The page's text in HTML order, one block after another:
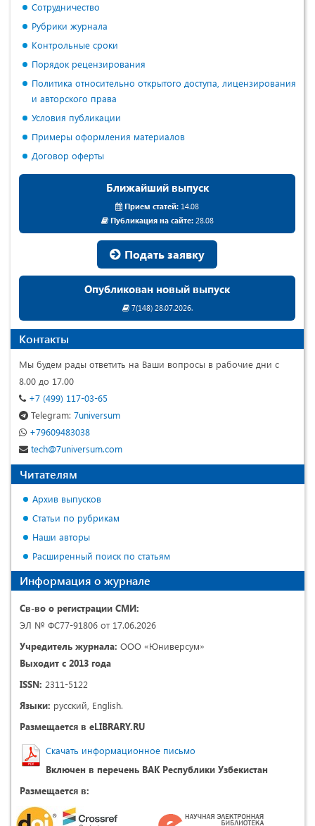
Сотрудничество
Рубрики журнала
Контрольные сроки
Порядок рецензирования
Политика относительно открытого доступа, лицензирования
и авторского права
Условия публикации
Примеры оформления материалов
Договор оферты
Ближайший выпуск
Прием статей: 14.08
Публикация на сайте:28.08
Подать заявку
Опубликован новый выпуск
7(148) 28.07.2026.
Контакты
Мы будем рады ответить на Ваши вопросы в рабочие дни с
8.00 до 17.00
+7 (499) 117-03-65
Telegram: 7universum
+79609483038
tech@7universum.com
Читателям
Архив выпусков
Статьи по рубрикам
Наши авторы
Расширенный поиск по статьям
Информация о журнале
Св-во о регистрации СМИ:
ЭЛ № ФС77-91806 от 17.06.2026
Учредитель журнала: ООО «Юниверсум»
Выходит с 2013 года
ISSN: 2311-5122
Языки: русский, English.
Размещается в eLIBRARY.RU
Скачать информационное письмо
Включен в перечень ВАК Республики Узбекистан
Размещается в: